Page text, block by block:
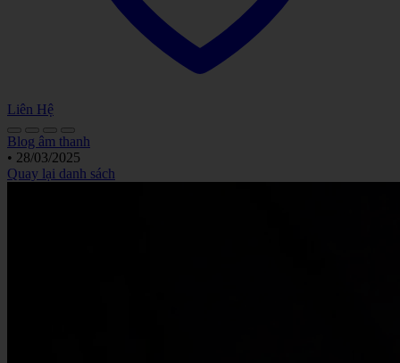
Liên Hệ
Blog âm thanh
• 28/03/2025
Quay lại danh sách